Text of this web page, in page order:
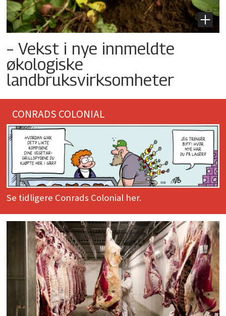
– Vekst i nye innmeldte
økologiske
landbruksvirksomheter
CONRADS COLONIAL
Se tidligere Conrads Colonial her.